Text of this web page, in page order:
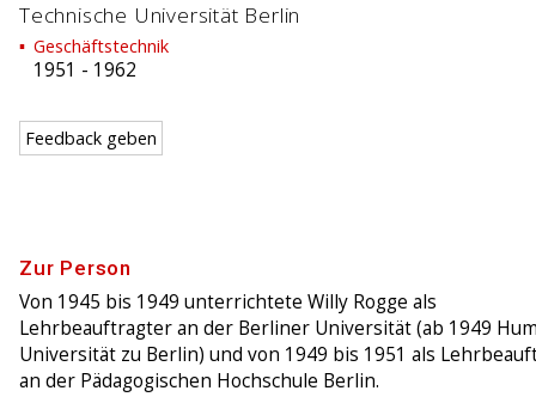
Zur Person
Von 1945 bis 1949 unterrichtete Willy Rogge als
Lehrbeauftragter an der Berliner Universität (ab 1949
Universität zu Berlin) und von 1949 bis 1951 als
an der Pädagogischen Hochschule Berlin.
Technische Universität Berlin
Geschäftstechnik
1951 - 1962
Feedback geben